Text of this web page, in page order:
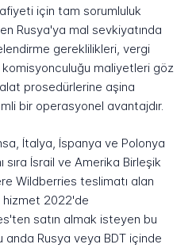
için tam sorumluluk
Rusya'ya mal sevkiyatında
gereklilikleri, vergi
maliyetleri göz
prosedürlerine aşina
bir operasyonel avantajdır.
İtalya, İspanya ve Polonya
sıra İsrail ve Amerika Birleşik
Wildberries teslimatı alan
hizmet 2022'de
satın almak isteyen bu
Rusya veya BDT içinde